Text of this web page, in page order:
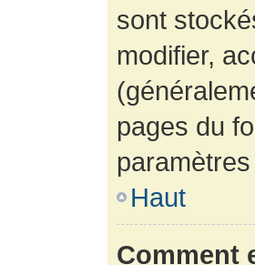
sont
modifier,
pages du
Haut
Comment